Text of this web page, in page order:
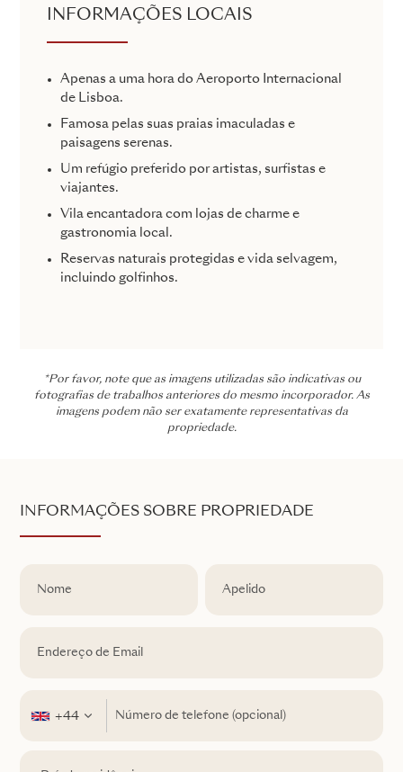
INFORMAÇÕES LOCAIS
Apenas a uma hora do Aeroporto Internacional
de Lisboa.
Famosa pelas suas praias imaculadas e
paisagens serenas.
Um refúgio preferido por artistas, surfistas e
viajantes.
Vila encantadora com lojas de charme e
gastronomia local.
Reservas naturais protegidas e vida selvagem,
incluindo golfinhos.
*Por favor, note que as imagens utilizadas são indicativas ou
fotografias de trabalhos anteriores do mesmo incorporador. As
imagens podem não ser exatamente representativas da
propriedade.
INFORMAÇÕES SOBRE PROPRIEDADE
+44